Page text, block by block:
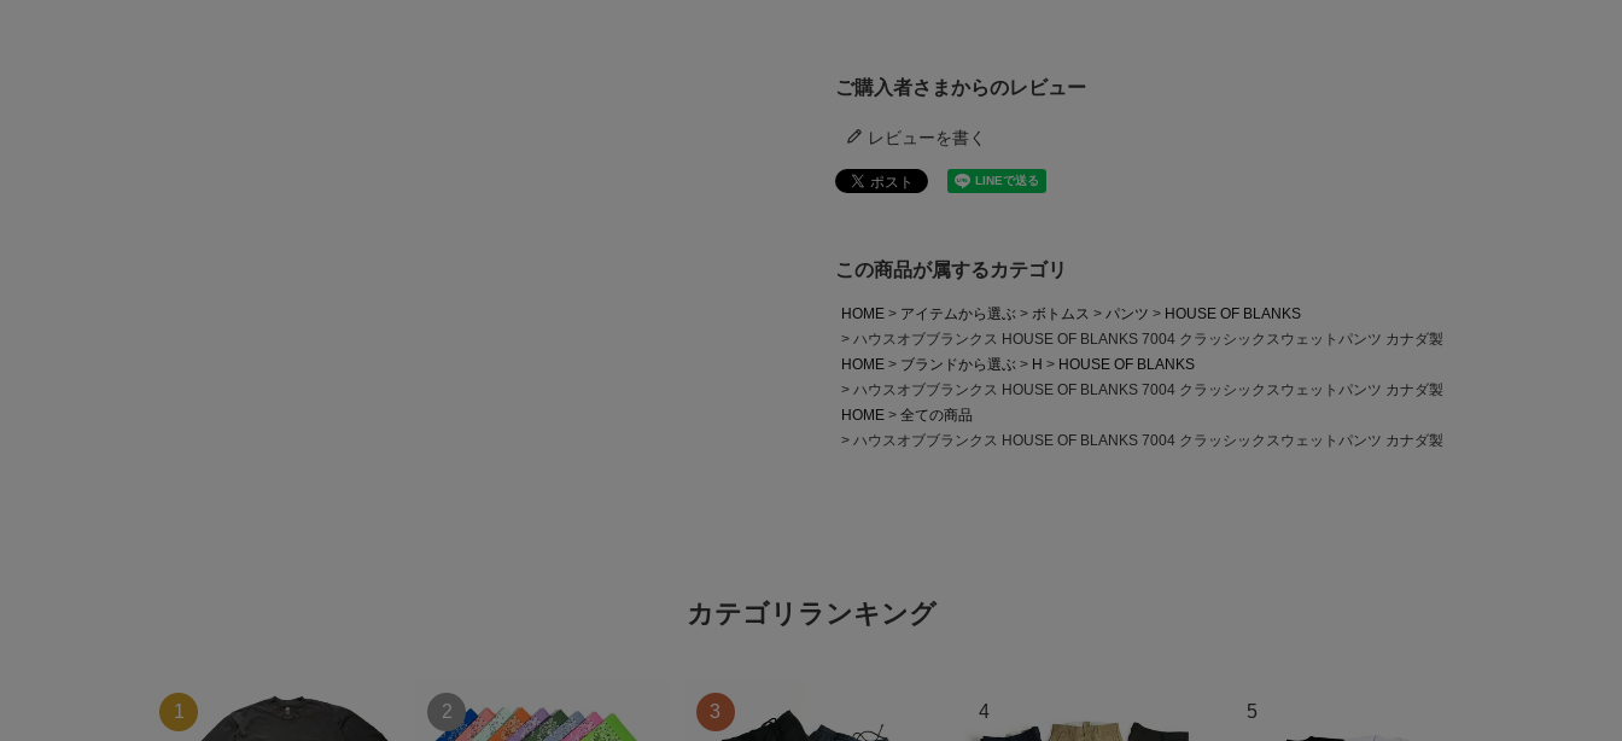
ご購入者さまからのレビュー
レビューを書く
この商品が属するカテゴリ
HOME アイテムから選ぶ ボトムス パンツ
HOUSE OF BLANKS
ハウスオブブランクス HOUSE OF BLANKS 7004 クラッシックスウェットパンツ カナダ製
HOME
ブランドから選ぶ H
HOUSE OF BLANKS
ハウスオブブランクス HOUSE OF BLANKS 7004 クラッシックスウェットパンツ カナダ製
HOME
全ての商品
ハウスオブブランクス HOUSE OF BLANKS 7004 クラッシックスウェットパンツ カナダ製
カテゴリランキング